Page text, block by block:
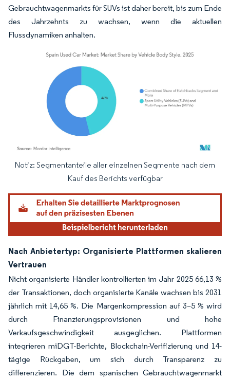
Gebrauchtwagenmarkts für SUVs ist daher bereit, bis zum Ende
des Jahrzehnts zu wachsen, wenn die aktuellen
Flussdynamiken anhalten.
Bild © Mordor Intelligence. Wiederverwendung erfordert Namensnennung
Notiz: Segmentanteile aller einzelnen Segmente nach dem
Kauf des Berichts verfügbar
Nach Anbietertyp: Organisierte Plattformen skalieren
Vertrauen
Nicht organisierte Händler kontrollierten im Jahr 2025 66,13 %
der Transaktionen, doch organisierte Kanäle wachsen bis 2031
jährlich mit 14,65 %. Die Margenkompression auf 3–5 % wird
durch Finanzierungsprovisionen und hohe
Verkaufsgeschwindigkeit ausgeglichen. Plattformen
integrieren miDGT-Berichte, Blockchain-Verifizierung und 14-
tägige Rückgaben, um sich durch Transparenz zu
differenzieren. Die dem spanischen Gebrauchtwagenmarkt